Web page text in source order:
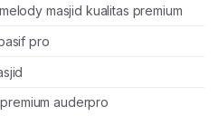
masjid kualitas premium
pro
auderpro